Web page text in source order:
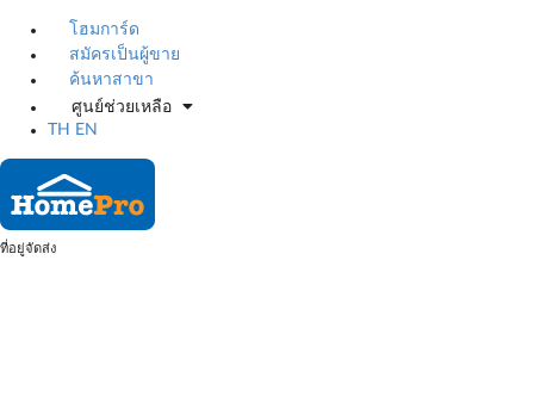
โฮมการ์ด
สมัครเป็นผู้ขาย
ค้นหาสาขา
ศูนย์ช่วยเหลือ
TH
EN
ที่อยู่จัดส่ง